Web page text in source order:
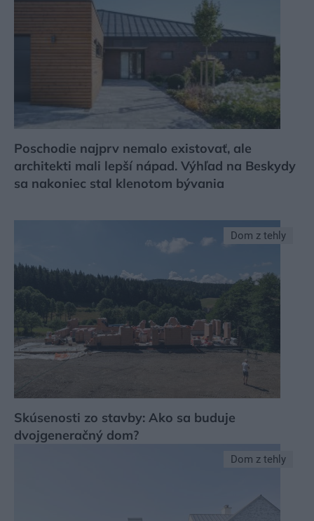
Poschodie najprv nemalo existovať, ale
architekti mali lepší nápad. Výhľad na Beskydy
sa nakoniec stal klenotom bývania
Dom z tehly
Skúsenosti zo stavby: Ako sa buduje
dvojgeneračný dom?
Dom z tehly